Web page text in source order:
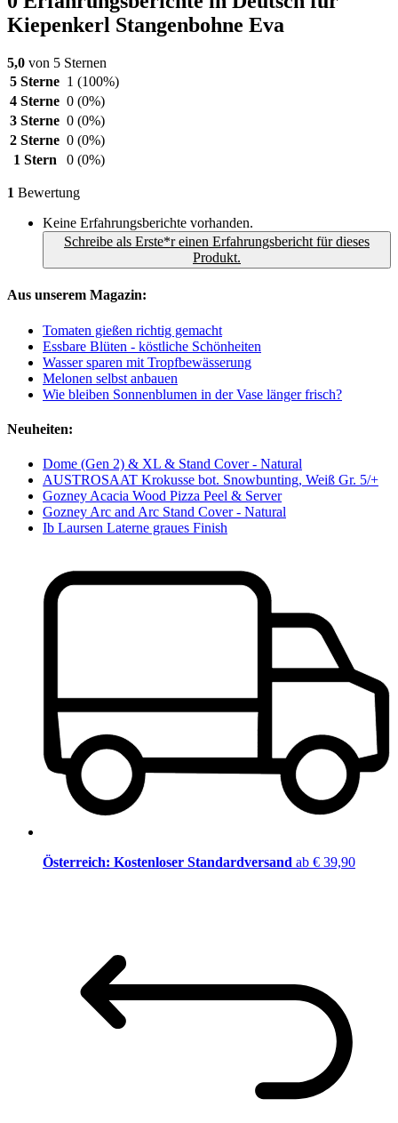
Kiepenkerl Stangenbohne Eva
5,0 von 5 Sternen
5 Sterne 1 (100%)
4 Sterne 0 (0%)
3 Sterne 0 (0%)
2 Sterne 0 (0%)
1 Stern
0 (0%)
1 Bewertung
Keine Erfahrungsberichte vorhanden.
Schreibe als Erste*r einen Erfahrungsbericht für dieses
Produkt.
Aus unserem Magazin:
Tomaten gießen richtig gemacht
Essbare Blüten - köstliche Schönheiten
Wasser sparen mit Tropfbewässerung
Melonen selbst anbauen
Wie bleiben Sonnenblumen in der Vase länger frisch?
Neuheiten:
Dome (Gen 2) & XL & Stand Cover - Natural
AUSTROSAAT Krokusse bot. Snowbunting, Weiß Gr. 5/+
Gozney Acacia Wood Pizza Peel & Server
Gozney Arc and Arc Stand Cover - Natural
Ib Laursen Laterne graues Finish
Österreich: Kostenloser Standardversand ab € 39,90